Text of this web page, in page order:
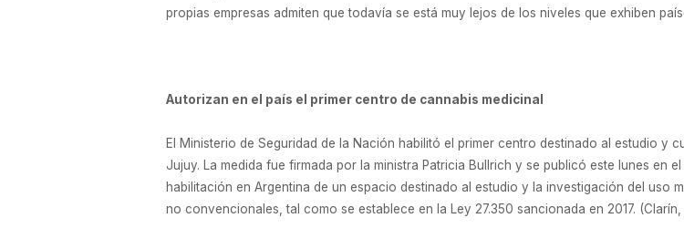
propias empresas admiten que todavía se está muy lejos de los niveles que exhiben
Autorizan en el país el primer centro de cannabis medicinal
El Ministerio de Seguridad de la Nación habilitó el primer centro destinado al estudio y
Jujuy. La medida fue firmada por la ministra Patricia Bullrich y se publicó este lunes en
habilitación en Argentina de un espacio destinado al estudio y la investigación del uso
no convencionales, tal como se establece en la Ley 27.350 sancionada en 2017.